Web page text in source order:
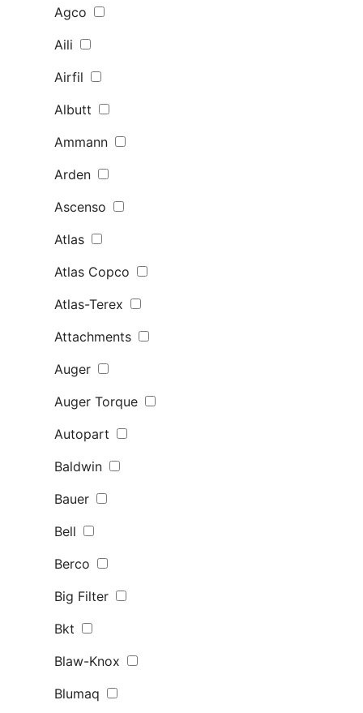
Agco
Aili
Airfil
Albutt
Ammann
Arden
Ascenso
Atlas
Atlas Copco
Atlas-Terex
Attachments
Auger
Auger Torque
Autopart
Baldwin
Bauer
Bell
Berco
Big Filter
Bkt
Blaw-Knox
Blumaq